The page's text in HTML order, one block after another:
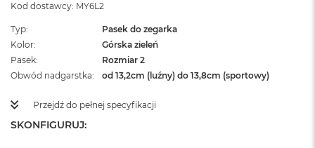
Kod dostawcy: MY6L2
Typ
Pasek do zegarka
Kolor
Górska zieleń
Pasek
Rozmiar 2
Obwód nadgarstka
od 13,2cm (luźny) do 13,8cm (sportowy)
Przejdź do pełnej specyfikacji
SKONFIGURUJ: